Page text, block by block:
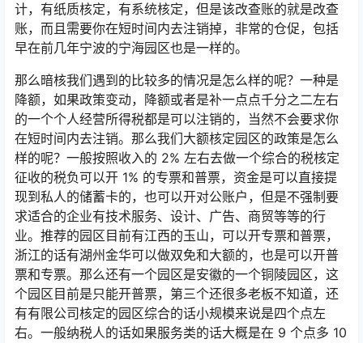
计，有纸质核定，有系统核定，但是该改查账的就是改查
账，而且需要你在短时间内去注销掉，非常的仓促，包括
早在前几年宁波的宁海园区也是一样的。
那么暗核我们遇到的比较多的情况是怎么样的呢？一种是
降额，如果政策变动，降额或者是补一点点千分之二左右
的一个个人经营所得税都是可以注销的，当然不会要求你
在短时间内去注销。那么我们大额核定园区的政策是怎么
样的呢？一般按照收入的 2% 左右去做一个综合的税核定
征收的税负可以开 1% 的专票和普票，资金是可以直接提
现到私人的储蓄卡的，也可以开对公账户，但是不强制要
求适合的企业有技术服务、设计、广告、商贸等等的行
业。推荐的园区目前有江西的玉山，可以开专票和普票，
浙江的话有湖州金华可以做双免和大额的，也是可以开普
票和专票。那么还有一个园区是安徽的一个铜陵园区，这
个园区目前是只能开普票，第三个还很多老板不知道，还
有有限公司核定的园区综合的话小规模来说是四个点左
右。一般纳税人的话如果服务类的话大概是在 9 个点多 10